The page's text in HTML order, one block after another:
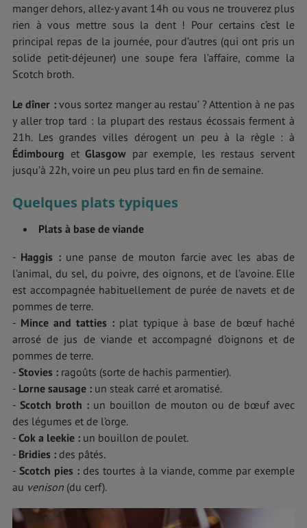
manger dehors, allez-y avant 14h ou vous ne trouverez plus
rien à vous mettre sous la dent ! Pour certains c’est le
principal repas de la journée, pour d’autres (qui ont pris un
solide petit-déjeuner) une soupe fera l’affaire, comme la
Scotch broth.
Le dîner :vous sortez manger au restau’ ? Attention à ne pas
y aller trop tard : la plupart des restaus écossais ferment à
21h. Les grandes villes dérogent un peu à la règle : à
Édimbourg etGlasgow par exemple, les restaus servent
jusqu’à 22h, voire un peu plus tard en fin de semaine.
Quelques plats typiques
Plats à base de viande
- Haggis :une panse de mouton farcie avec les abas de
l’animal, du sel, du poivre, des oignons, et de l’avoine. Elle
est accompagnée habituellement de purée de navets et de
pommes de terre.
- Mince and tatties : plat typique à base de bœuf haché
arrosé de jus de viande et accompagné d’oignons et de
pommes de terre.
- Stovies : ragoûts (sorte de hachis parmentier).
- Lorne sausage : un steak carré et aromatisé.
-Scotch broth : un bouillon de mouton ou de bœuf avec
des légumes et de l’orge.
- Cok a leekie : un bouillon de poulet.
- Bridies : des pâtés.
-Scotch pies : des tourtes à la viande, comme par exemple
au venison (du cerf).